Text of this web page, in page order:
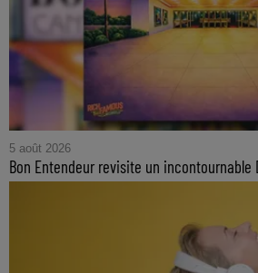
5 août 2026
Bon Entendeur revisite un incontournable